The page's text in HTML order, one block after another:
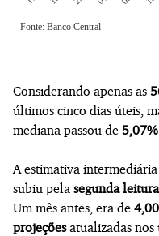
Considerando apenas as
últimos cinco dias úteis,
mediana passou de 5,07%
A estimativa
subiu pela segunda leitura
Um mês antes, era de
projeçõesatualizadas nos